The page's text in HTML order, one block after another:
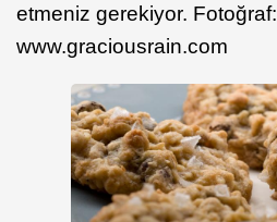
etmeniz gerekiyor. Fotoğraf:
www.graciousrain.com